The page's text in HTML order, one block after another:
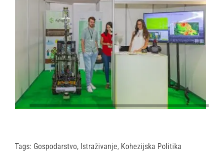
Tags: Gospodarstvo, Istraživanje, Kohezijska Politika